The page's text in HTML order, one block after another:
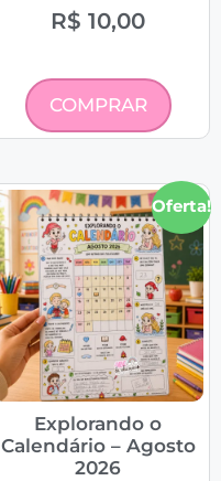
R$ 10,00
COMPRAR
Oferta!
Explorando o
Calendário – Agosto
2026